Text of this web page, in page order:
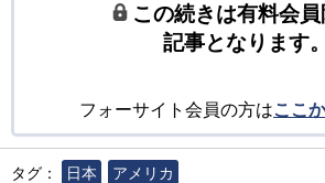
この続きは有料会
記事となります。
フォーサイト会員の方はここ
タグ： 日本
アメリカ